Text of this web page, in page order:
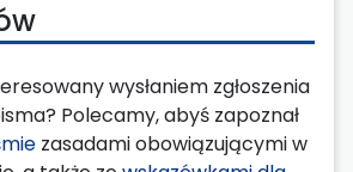
wysłaniem zgłoszenia
Polecamy, abyś zapoznał
zasadami obowiązującymi w